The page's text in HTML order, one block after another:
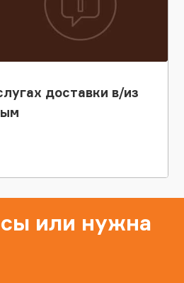
доставки в/из
или нужна